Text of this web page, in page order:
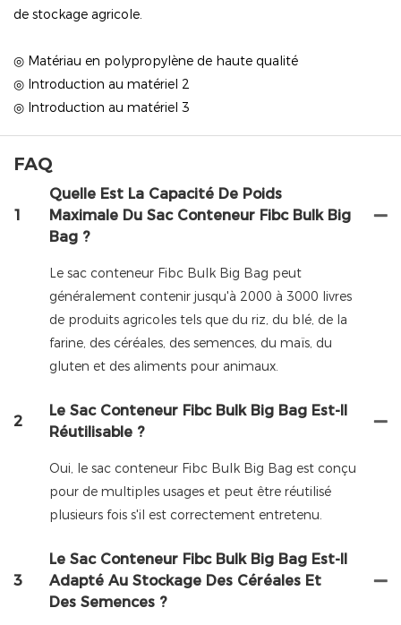
de stockage agricole.
◎ Matériau en polypropylène de haute qualité
◎ Introduction au matériel 2
◎ Introduction au matériel 3
FAQ
1
Quelle Est La Capacité De Poids
Maximale Du Sac Conteneur Fibc Bulk Big
Bag ?
Le sac conteneur Fibc Bulk Big Bag peut
généralement contenir jusqu'à 2000 à 3000 livres
de produits agricoles tels que du riz, du blé, de la
farine, des céréales, des semences, du maïs, du
gluten et des aliments pour animaux.
2
Le Sac Conteneur Fibc Bulk Big Bag Est-Il
Réutilisable ?
Oui, le sac conteneur Fibc Bulk Big Bag est conçu
pour de multiples usages et peut être réutilisé
plusieurs fois s'il est correctement entretenu.
3
Le Sac Conteneur Fibc Bulk Big Bag Est-Il
Adapté Au Stockage Des Céréales Et
Des Semences ?